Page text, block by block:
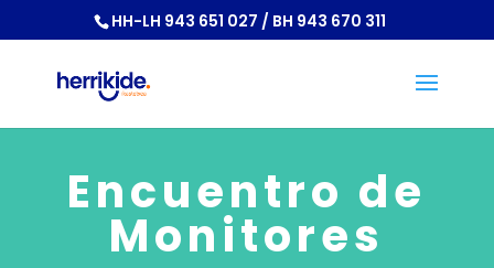
HH-LH 943 651 027 / BH 943 670 311
Encuentro de
Monitores